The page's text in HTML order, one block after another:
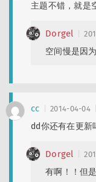
主题不错，就是
Dorgel
空间慢是因
cc 2014-04-04
dd你还有在更新
Dorgel
有啊！！但